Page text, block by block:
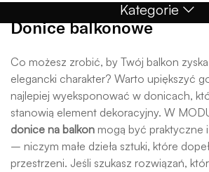
Kategorie
Donice balkonowe
Co możesz zrobić, by Twój balkon
elegancki charakter? Warto upiększyć
najlepiej wyeksponować w donicach,
stanowią element dekoracyjny. W
donice na balkon mogą być praktyczne
– niczym małe dzieła sztuki, które
przestrzeni. Jeśli szukasz rozwiązań,